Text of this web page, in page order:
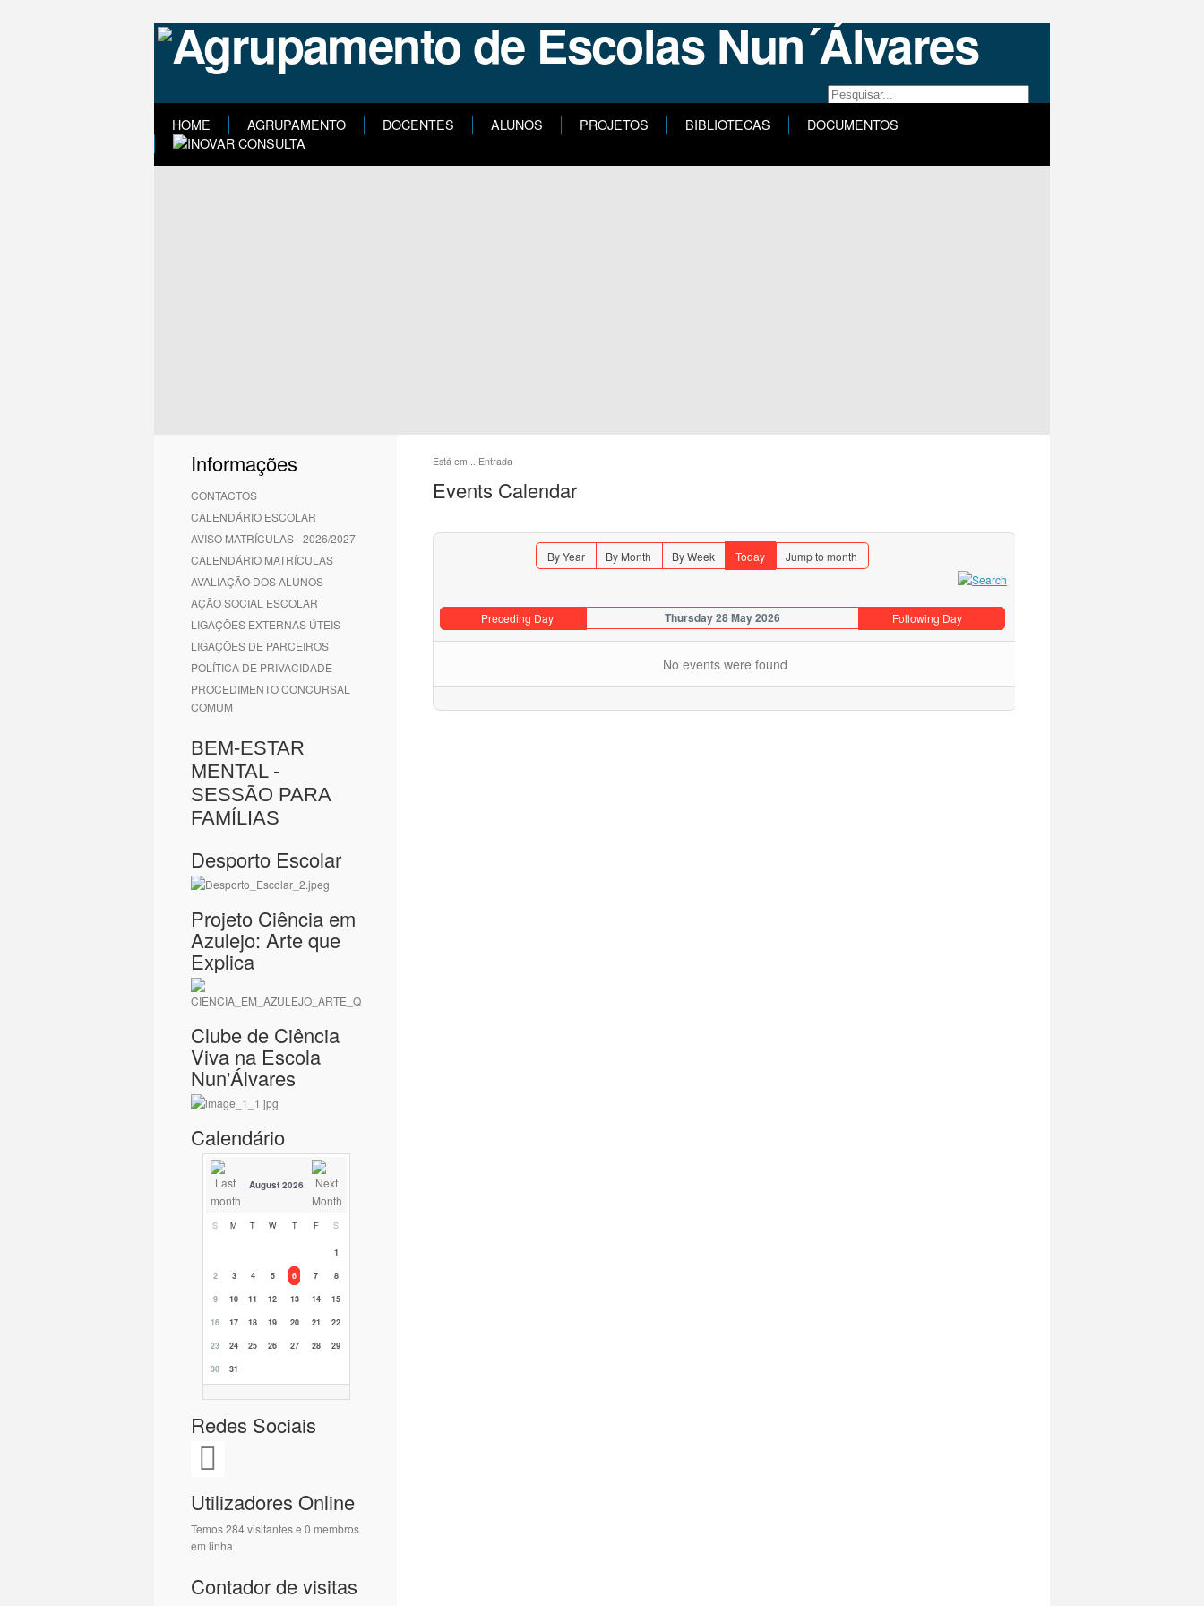
HOME AGRUPAMENTO DOCENTES ALUNOS PROJETOS BIBLIOTECAS DOCUMENTOS
Informações
CONTACTOS
CALENDÁRIO ESCOLAR
AVISO MATRÍCULAS - 2026/2027
CALENDÁRIO MATRÍCULAS
AVALIAÇÃO DOS ALUNOS
AÇÃO SOCIAL ESCOLAR
LIGAÇÕES EXTERNAS ÚTEIS
LIGAÇÕES DE PARCEIROS
POLÍTICA DE PRIVACIDADE
PROCEDIMENTO CONCURSAL
COMUM
BEM-ESTAR
MENTAL -
SESSÃO PARA
FAMÍLIAS
Desporto Escolar
Projeto Ciência em
Azulejo: Arte que
Explica
Clube de Ciência
Viva na Escola
Nun'Álvares
Calendário
August 2026
S M T W T F S
1
2
3 4 5 6 7
8
9
10 11 12 13 14
15
16
17 18 19 20 21
22
23
24 25 26 27 28
29
30
31
Redes Sociais
Utilizadores Online
Temos 284 visitantes e 0 membros
em linha
Contador de visitas
Está em... Entrada
Events Calendar
By Year By Month By Week Today Jump to month
Preceding Day Thursday 28 May 2026 Following Day
No events were found